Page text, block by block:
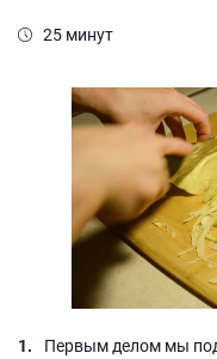
25 минут
Первым делом мы